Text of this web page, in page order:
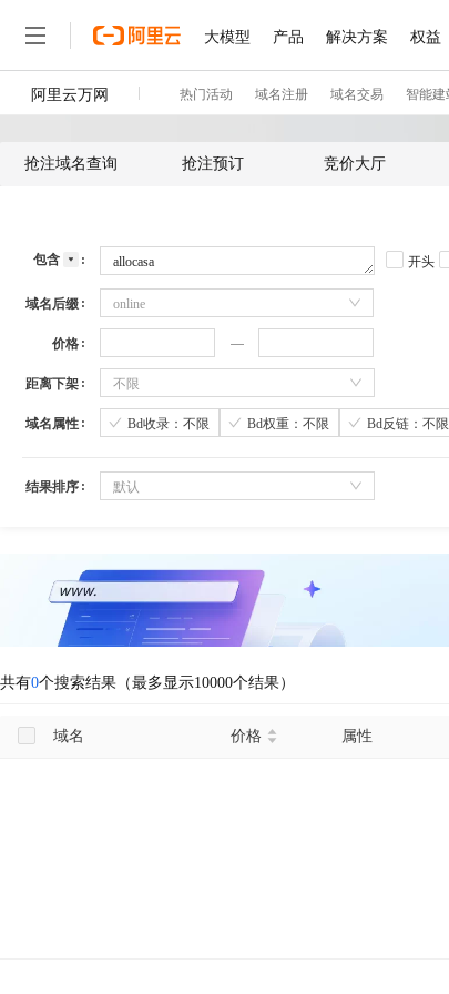
抢注域名查询 抢注预订 竞价大厅
包含 开头
域名后缀 online
价格
距离下架 不限
域名属性 Bd收录：不限 Bd权重：不限 Bd反链：不限
结果排序 默认
共有0个搜索结果（最多显示10000个结果）
域名 价格 属性